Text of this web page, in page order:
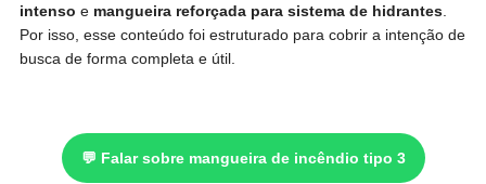
intenso e mangueira reforçada para sistema de hidrantes.
Por isso, esse conteúdo foi estruturado para cobrir a intenção de
busca de forma completa e útil.
💬 Falar sobre mangueira de incêndio tipo 3